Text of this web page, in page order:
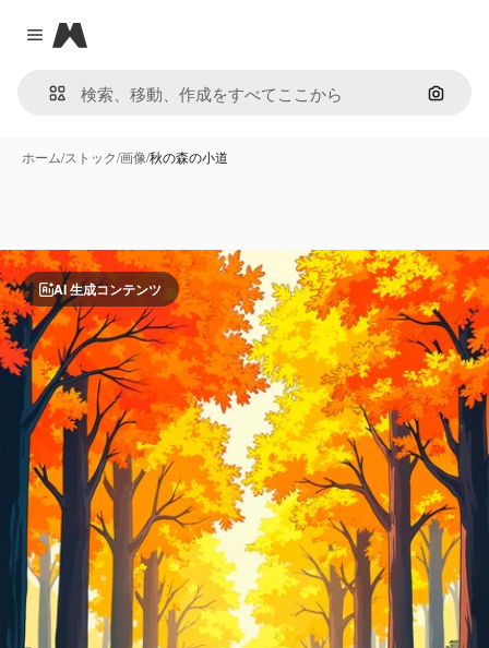
Close menu
Magnific
画像で
ホーム/ストック/画像/秋の森の小道
AI 生成コンテンツ